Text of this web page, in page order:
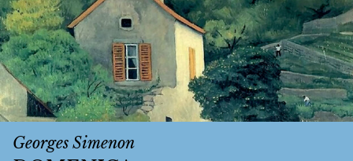
Georges Simenon